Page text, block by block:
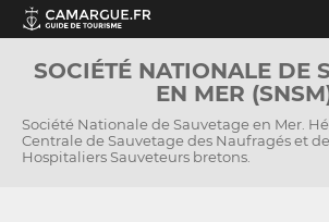
SOCIÉTÉ NATIONALE DE
EN MER
Société Nationale de Sauvetage en Mer.
Centrale de Sauvetage des Naufragés et
Hospitaliers Sauveteurs bretons.